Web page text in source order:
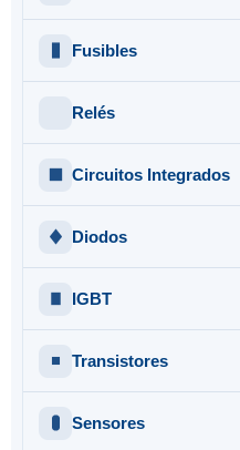
Fusibles
Relés
Circuitos Integrados
Diodos
IGBT
Transistores
Sensores